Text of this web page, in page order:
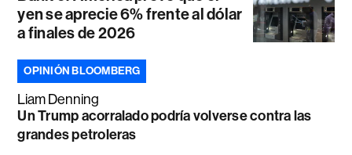
yen se aprecie 6% frente al dólar
a finales de 2026
OPINIÓN BLOOMBERG
Liam Denning
Un Trump acorralado podría volverse contra las
grandes petroleras